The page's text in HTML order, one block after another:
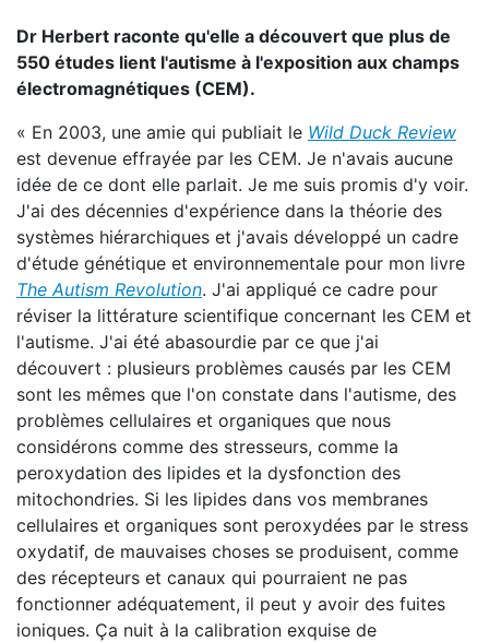
Dr Herbert raconte qu'elle a découvert que plus de
550 études lient l'autisme à l'exposition aux champs
électromagnétiques (CEM).
« En 2003, une amie qui publiait le Wild Duck Review
est devenue effrayée par les CEM. Je n'avais aucune
idée de ce dont elle parlait. Je me suis promis d'y voir.
J'ai des décennies d'expérience dans la théorie des
systèmes hiérarchiques et j'avais développé un cadre
d'étude génétique et environnementale pour mon livre
The Autism Revolution. J'ai appliqué ce cadre pour
réviser la littérature scientifique concernant les CEM et
l'autisme. J'ai été abasourdie par ce que j'ai
découvert : plusieurs problèmes causés par les CEM
sont les mêmes que l'on constate dans l'autisme, des
problèmes cellulaires et organiques que nous
considérons comme des stresseurs, comme la
peroxydation des lipides et la dysfonction des
mitochondries. Si les lipides dans vos membranes
cellulaires et organiques sont peroxydées par le stress
oxydatif, de mauvaises choses se produisent, comme
des récepteurs et canaux qui pourraient ne pas
fonctionner adéquatement, il peut y avoir des fuites
ioniques. Ça nuit à la calibration exquise de